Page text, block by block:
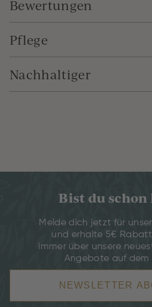
Bewertungen
Pflege
Nachhaltiger
Bist du schon
Melde dich jetzt für
und erhalte 5€
immer über unsere
Angebote auf dem
NEWSLETTER